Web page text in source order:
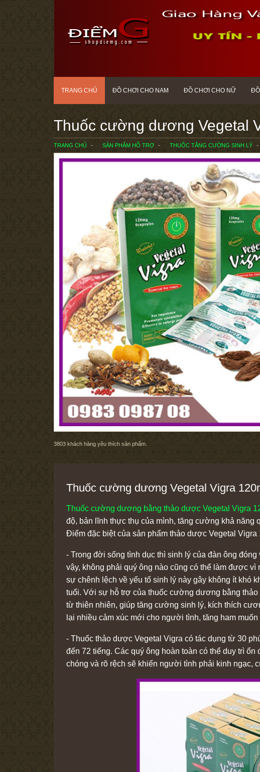
TRANG CHỦ ĐỒ CHƠI CHO NAM ĐỒ CHƠI CHO NỮ
Thuốc cường dương Vegetal
TRANG CHỦ SẢN PHẨM HỖ TRỢ THUỐC TĂNG CƯỜNG SINH LÝ
3803 khách hàng yêu thích sản phẩm.
Thuốc cường dương Vegetal Vigra
Thuốc cường dương bằng thảo dược Vegetal Vigra
độ, bản lĩnh thực thụ của mình, tăng cường khả
Điểm đặc biệt của sản phẩm thảo dược Vegetal
- Trong đời sống tình dục thì sinh lý của đàn ông
vậy, không phải quý ông nào cũng có thể làm được
sự chênh lệch về yếu tố sinh lý này gây không ít khó
tuổi. Với sự hỗ trợ của thuốc cường dương bằng
từ thiên nhiên, giúp tăng cường sinh lý, kích thích
lại nhiều cảm xúc mới cho người tình, tăng ham
- Thuốc thảo dược Vegetal Vigra có tác dụng từ 30
đến 72 tiếng. Các quý ông hoàn toàn có thể duy trì
chóng và rõ rệch sẽ khiến người tình phải kinh ngạc,